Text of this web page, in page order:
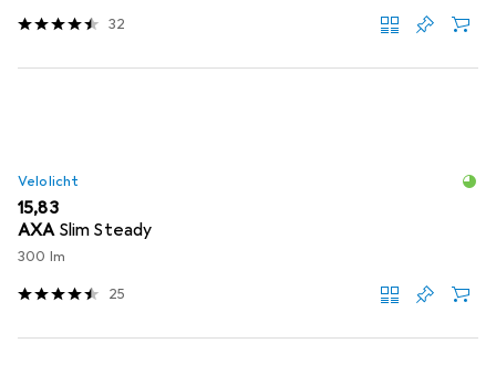
32
Velolicht
EUR
15,83
AXA Slim Steady
300 lm
25